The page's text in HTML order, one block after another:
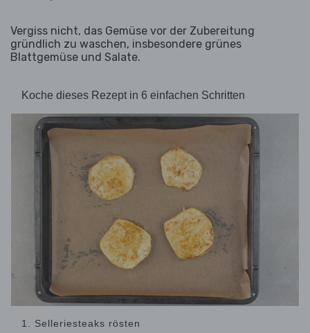
Vergiss nicht, das Gemüse vor der Zubereitung
gründlich zu waschen, insbesondere grünes
Blattgemüse und Salate.
Koche dieses Rezept in 6 einfachen Schritten
1. Selleriesteaks rösten